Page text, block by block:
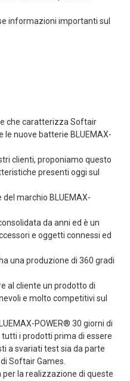
informazioni importanti sul
che caratterizza Softair
le nuove batterie BLUEMAX-
clienti, proponiamo questo
presenti oggi sul
marchio BLUEMAX-
da anni ed è un
e oggetti connessi ed
una produzione di 360 gradi
al cliente un prodotto di
e molto competitivi sul
POWER® 30 giorni di
i prodotti prima di essere
a svariati test sia da parte
Softair Games.
la realizzazione di queste